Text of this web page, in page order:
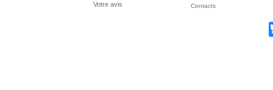
Votre avis Contacts